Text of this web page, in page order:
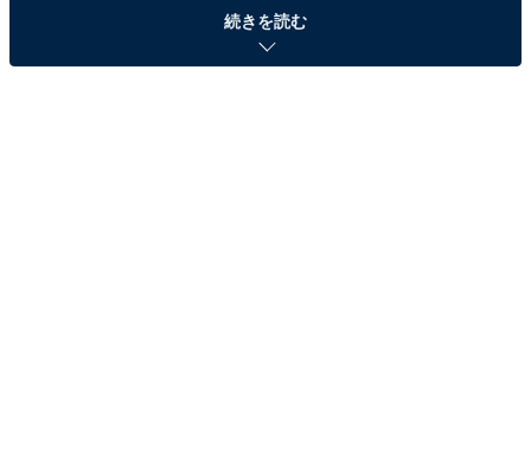
調査期間：2026年4月30日
調査方法：インターネット調査
続きを読む